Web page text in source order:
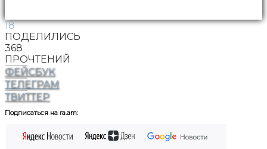
18
ПОДЕЛИЛИСЬ
368
ПРОЧТЕНИЙ
ФЕЙСБУК
ТЕЛЕГРАМ
ТВИТТЕР
Подписаться на ra.am: